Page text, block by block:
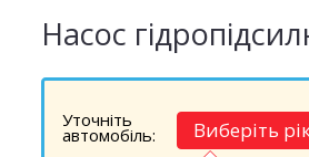
Насос
Уточніть
автомобіль: Виберіть